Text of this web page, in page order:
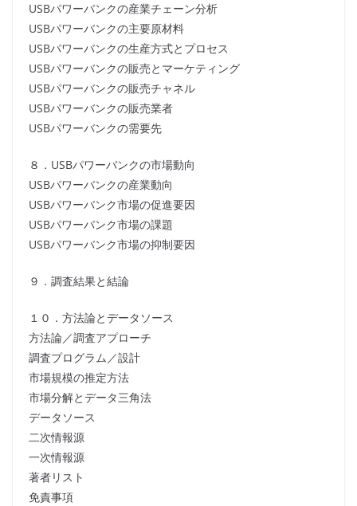
USBパワーバンクの産業チェーン分析
USBパワーバンクの主要原材料
USBパワーバンクの生産方式とプロセス
USBパワーバンクの販売とマーケティング
USBパワーバンクの販売チャネル
USBパワーバンクの販売業者
USBパワーバンクの需要先
８．USBパワーバンクの市場動向
USBパワーバンクの産業動向
USBパワーバンク市場の促進要因
USBパワーバンク市場の課題
USBパワーバンク市場の抑制要因
９．調査結果と結論
１０．方法論とデータソース
方法論／調査アプローチ
調査プログラム／設計
市場規模の推定方法
市場分解とデータ三角法
データソース
二次情報源
一次情報源
著者リスト
免責事項